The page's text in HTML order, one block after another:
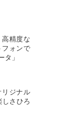
精度な
ォンで
タ」
ジナル
さひろ